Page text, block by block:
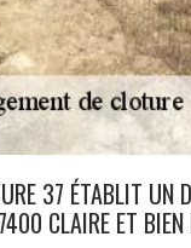
37 ÉTABLIT UN
CLAIRE ET BIEN